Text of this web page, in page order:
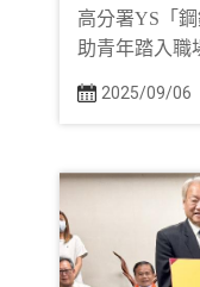
高分署YS「
助青年踏入職
2025/09/06